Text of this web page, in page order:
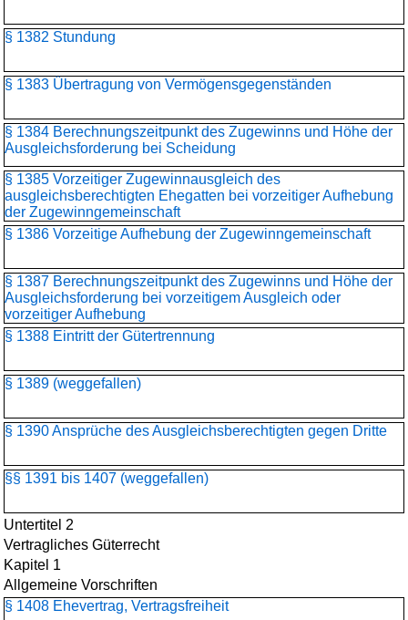
§ 1382 Stundung
§ 1383 Übertragung von Vermögensgegenständen
§ 1384 Berechnungszeitpunkt des Zugewinns und Höhe der
Ausgleichsforderung bei Scheidung
§ 1385 Vorzeitiger Zugewinnausgleich des
ausgleichsberechtigten Ehegatten bei vorzeitiger Aufhebung
der Zugewinngemeinschaft
§ 1386 Vorzeitige Aufhebung der Zugewinngemeinschaft
§ 1387 Berechnungszeitpunkt des Zugewinns und Höhe der
Ausgleichsforderung bei vorzeitigem Ausgleich oder
vorzeitiger Aufhebung
§ 1388 Eintritt der Gütertrennung
§ 1389 (weggefallen)
§ 1390 Ansprüche des Ausgleichsberechtigten gegen Dritte
§§ 1391 bis 1407 (weggefallen)
Untertitel 2
Vertragliches Güterrecht
Kapitel 1
Allgemeine Vorschriften
§ 1408 Ehevertrag, Vertragsfreiheit